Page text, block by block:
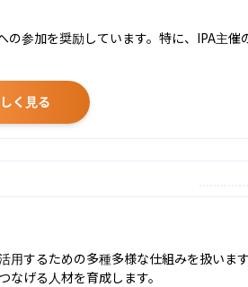
参加を奨励しています。特に、IPA主
く見る
するための多種多様な仕組みを扱いま
げる人材を育成します。